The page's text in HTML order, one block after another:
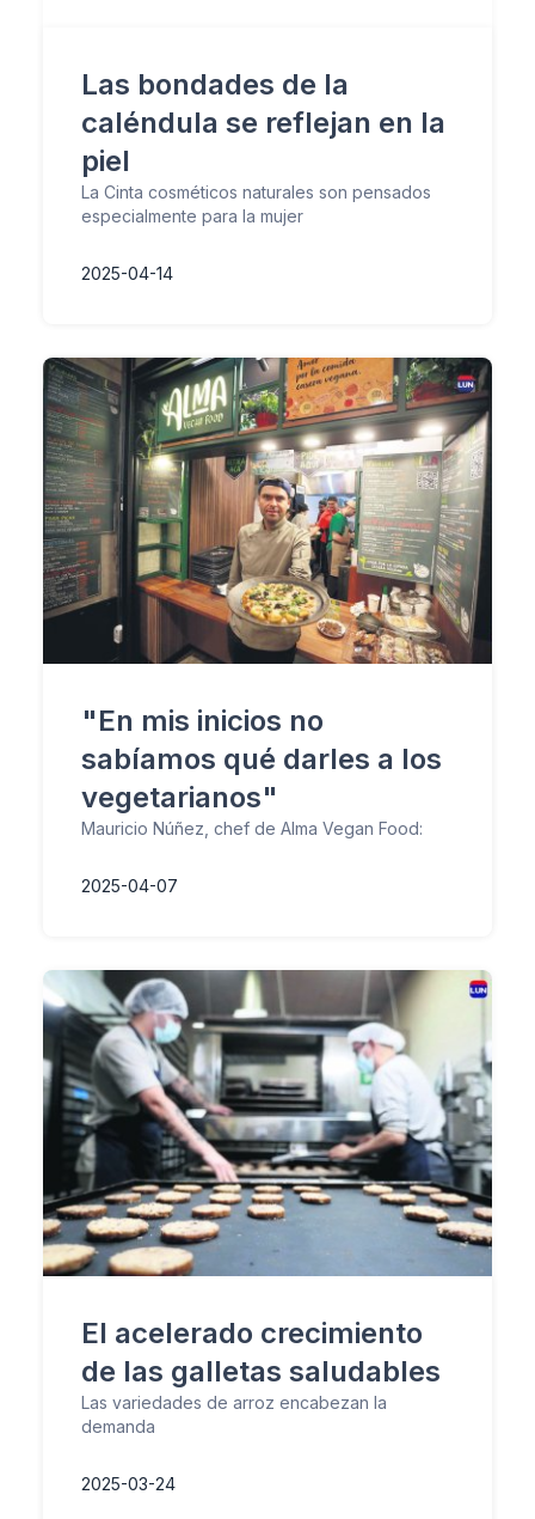
Las bondades de la
caléndula se reflejan en la
piel
La Cinta cosméticos naturales son pensados
especialmente para la mujer
2025-04-14
"En mis inicios no
sabíamos qué darles a los
vegetarianos"
Mauricio Núñez, chef de Alma Vegan Food:
2025-04-07
El acelerado crecimiento
de las galletas saludables
Las variedades de arroz encabezan la
demanda
2025-03-24